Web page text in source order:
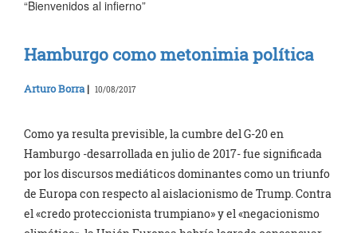
“Bienvenidos al infierno”
Hamburgo como metonimia política
Arturo Borra | 10/08/2017
Como ya resulta previsible, la cumbre del G-20 en
Hamburgo -desarrollada en julio de 2017- fue significada
por los discursos mediáticos dominantes como un triunfo
de Europa con respecto al aislacionismo de Trump. Contra
el «credo proteccionista trumpiano» y el «negacionismo